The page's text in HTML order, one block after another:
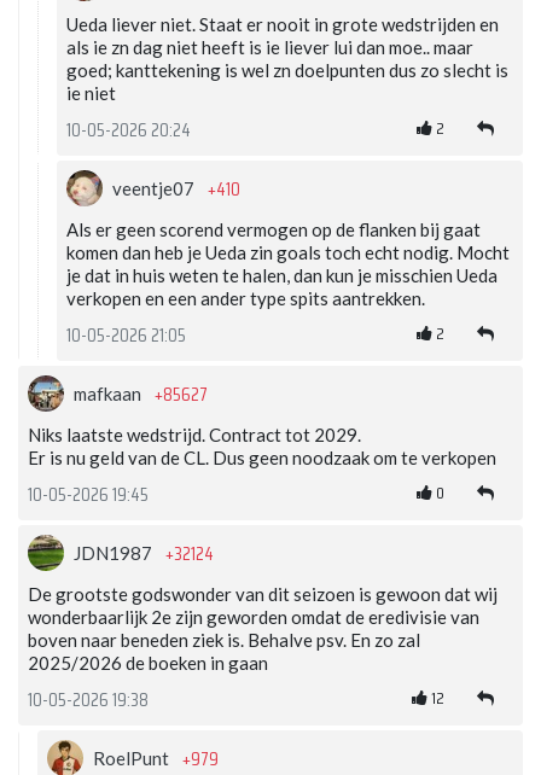
Ueda liever niet. Staat er nooit in grote wedstrijden en
als ie zn dag niet heeft is ie liever lui dan moe.. maar
goed; kanttekening is wel zn doelpunten dus zo slecht is
ie niet
10-05-2026 20:24 2
veentje07 +410
Als er geen scorend vermogen op de flanken bij gaat
komen dan heb je Ueda zin goals toch echt nodig. Mocht
je dat in huis weten te halen, dan kun je misschien Ueda
verkopen en een ander type spits aantrekken.
10-05-2026 21:05 2
mafkaan +85627
Niks laatste wedstrijd. Contract tot 2029.
Er is nu geld van de CL. Dus geen noodzaak om te verkopen
10-05-2026 19:45 0
JDN1987 +32124
De grootste godswonder van dit seizoen is gewoon dat wij
wonderbaarlijk 2e zijn geworden omdat de eredivisie van
boven naar beneden ziek is. Behalve psv. En zo zal
2025/2026 de boeken in gaan
10-05-2026 19:38 12
RoelPunt +979